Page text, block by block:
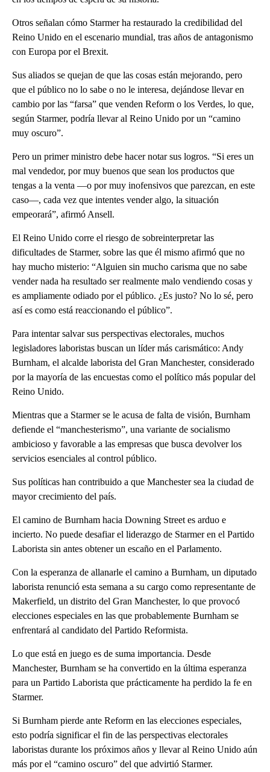
Otros señalan cómo Starmer ha restaurado la credibilidad del
Reino Unido en el escenario mundial, tras años de antagonismo
con Europa por el Brexit.
Sus aliados se quejan de que las cosas están mejorando, pero
que el público no lo sabe o no le interesa, dejándose llevar en
cambio por las “farsa” que venden Reform o los Verdes, lo que,
según Starmer, podría llevar al Reino Unido por un “camino
muy oscuro”.
Pero un primer ministro debe hacer notar sus logros. “Si eres un
mal vendedor, por muy buenos que sean los productos que
tengas a la venta —o por muy inofensivos que parezcan, en este
caso—, cada vez que intentes vender algo, la situación
empeorará”, afirmó Ansell.
El Reino Unido corre el riesgo de sobreinterpretar las
dificultades de Starmer, sobre las que él mismo afirmó que no
hay mucho misterio: “Alguien sin mucho carisma que no sabe
vender nada ha resultado ser realmente malo vendiendo cosas y
es ampliamente odiado por el público. ¿Es justo? No lo sé, pero
así es como está reaccionando el público”.
Para intentar salvar sus perspectivas electorales, muchos
legisladores laboristas buscan un líder más carismático: Andy
Burnham, el alcalde laborista del Gran Manchester, considerado
por la mayoría de las encuestas como el político más popular del
Reino Unido.
Mientras que a Starmer se le acusa de falta de visión, Burnham
defiende el “manchesterismo”, una variante de socialismo
ambicioso y favorable a las empresas que busca devolver los
servicios esenciales al control público.
Sus políticas han contribuido a que Manchester sea la ciudad de
mayor crecimiento del país.
El camino de Burnham hacia Downing Street es arduo e
incierto. No puede desafiar el liderazgo de Starmer en el Partido
Laborista sin antes obtener un escaño en el Parlamento.
Con la esperanza de allanarle el camino a Burnham, un diputado
laborista renunció esta semana a su cargo como representante de
Makerfield, un distrito del Gran Manchester, lo que provocó
elecciones especiales en las que probablemente Burnham se
enfrentará al candidato del Partido Reformista.
Lo que está en juego es de suma importancia. Desde
Manchester, Burnham se ha convertido en la última esperanza
para un Partido Laborista que prácticamente ha perdido la fe en
Starmer.
Si Burnham pierde ante Reform en las elecciones especiales,
esto podría significar el fin de las perspectivas electorales
laboristas durante los próximos años y llevar al Reino Unido aún
más por el “camino oscuro” del que advirtió Starmer.